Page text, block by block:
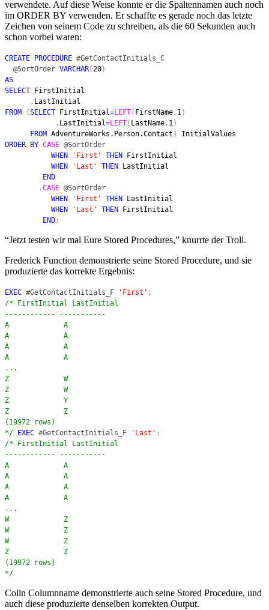
verwendete. Auf diese Weise konnte er die Spaltennamen auch noch
im ORDER BY verwenden. Er schaffte es gerade noch das letzte
Zeichen von seinem Code zu schreiben, als die 60 Sekunden auch
schon vorbei waren:
CREATE PROCEDURE #GetContactInitials_C
@SortOrder VARCHAR(20)
AS
SELECT
FirstInitial
, LastInitial
FROM
(SELECT FirstInitial=LEFT( FirstName, 1)
, LastInitial=LEFT( LastName, 1)
FROM AdventureWorks.Person.Contact ) InitialValues
ORDER BY CASE @SortOrder
WHEN
'First' THEN
FirstInitial
WHEN
'Last' THEN
LastInitial
END
,CASE @SortOrder
WHEN
'First' THEN
LastInitial
WHEN
'Last' THEN
FirstInitial
END;
“Jetzt testen wir mal Eure Stored Procedures,” knurrte der Troll.
Frederick Function demonstrierte seine Stored Procedure, und sie
produzierte das korrekte Ergebnis:
EXEC #GetContactInitials_F 'First' ;
/* FirstInitial LastInitial
------------ -----------
A A
A A
A A
A A
...
Z W
Z W
Z Y
Z Z
(19972 rows)
*/
EXEC #GetContactInitials_F 'Last' ;
/* FirstInitial LastInitial
------------ -----------
A A
A A
A A
A A
...
W Z
W Z
W Z
Z Z
(19972 rows)
*/
Colin Columnname demonstrierte auch seine Stored Procedure, und
auch diese produzierte denselben korrekten Output.